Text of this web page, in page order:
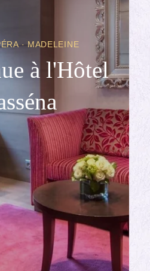
· MADELEINE
à l'Hôtel